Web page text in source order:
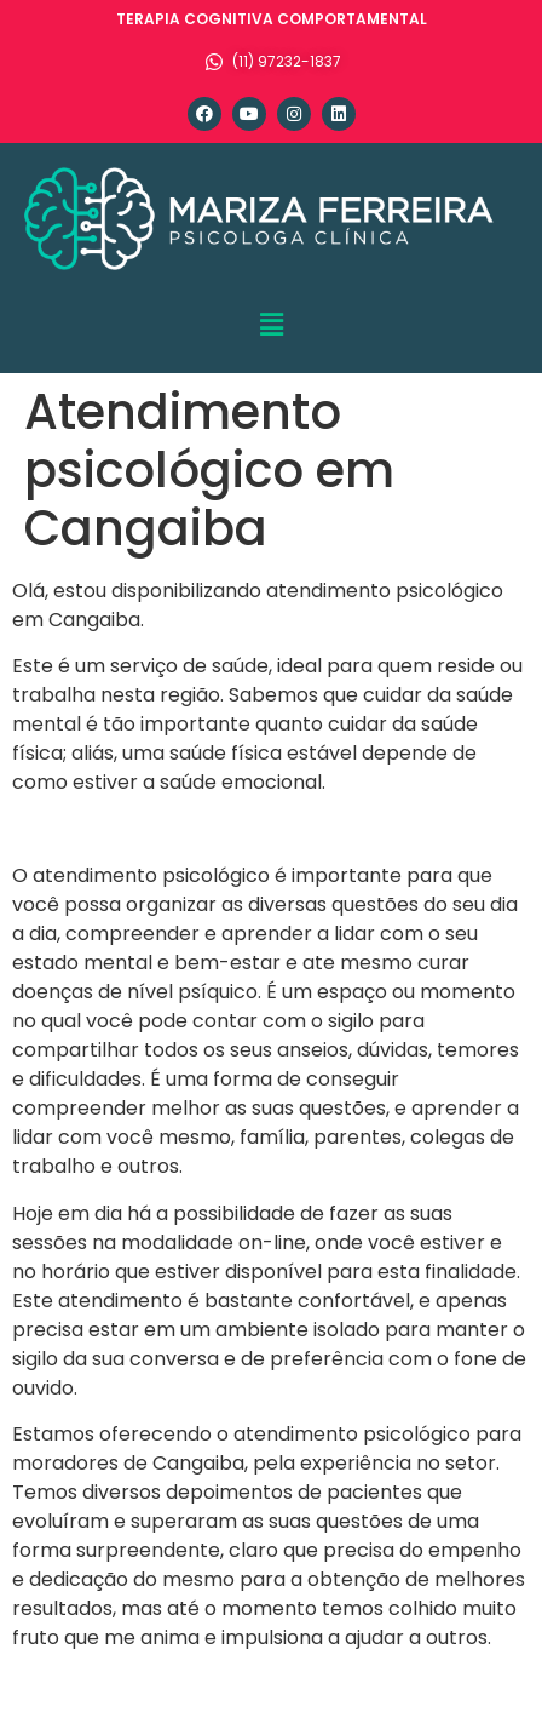
TERAPIA COGNITIVA COMPORTAMENTAL
(11) 97232-1837
Atendimento
psicológico em
Cangaiba
Olá, estou disponibilizando atendimento psicológico
em Cangaiba.
Este é um serviço de saúde, ideal para quem reside ou
trabalha nesta região. Sabemos que cuidar da saúde
mental é tão importante quanto cuidar da saúde
física; aliás, uma saúde física estável depende de
como estiver a saúde emocional.
O atendimento psicológico é importante para que
você possa organizar as diversas questões do seu dia
a dia, compreender e aprender a lidar com o seu
estado mental e bem-estar e ate mesmo curar
doenças de nível psíquico. É um espaço ou momento
no qual você pode contar com o sigilo para
compartilhar todos os seus anseios, dúvidas, temores
e dificuldades. É uma forma de conseguir
compreender melhor as suas questões, e aprender a
lidar com você mesmo, família, parentes, colegas de
trabalho e outros.
Hoje em dia há a possibilidade de fazer as suas
sessões na modalidade on-line, onde você estiver e
no horário que estiver disponível para esta finalidade.
Este atendimento é bastante confortável, e apenas
precisa estar em um ambiente isolado para manter o
sigilo da sua conversa e de preferência com o fone de
ouvido.
Estamos oferecendo o atendimento psicológico para
moradores de Cangaiba, pela experiência no setor.
Temos diversos depoimentos de pacientes que
evoluíram e superaram as suas questões de uma
forma surpreendente, claro que precisa do empenho
e dedicação do mesmo para a obtenção de melhores
resultados, mas até o momento temos colhido muito
fruto que me anima e impulsiona a ajudar a outros.